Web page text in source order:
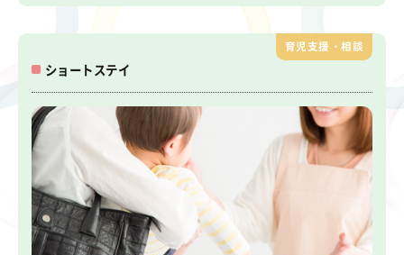
ショートステイ
育児支援・相談